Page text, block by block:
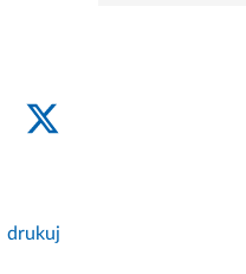
drukuj